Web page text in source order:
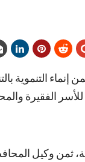
التنموية
الفقيرة
ثمن وكيل